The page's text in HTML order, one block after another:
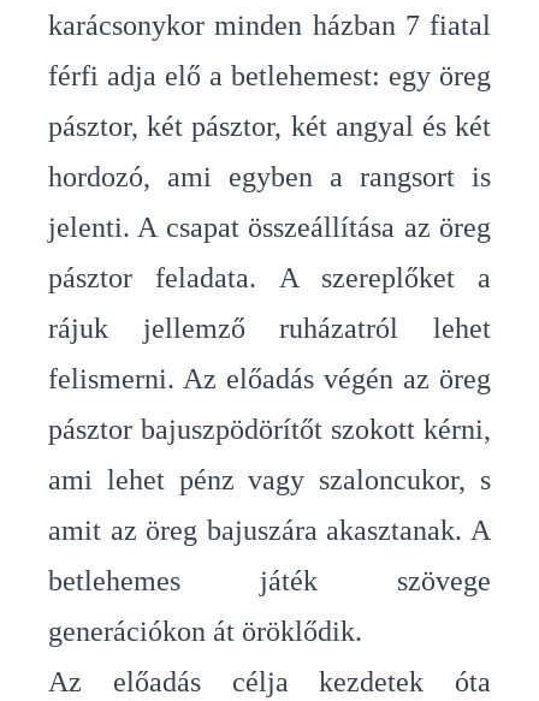
karácsonykor minden házban 7 fiatal
férfi adja elő a betlehemest: egy öreg
pásztor, két pásztor, két angyal és két
hordozó, ami egyben a rangsort is
jelenti. A csapat összeállítása az öreg
pásztor feladata. A szereplőket a
rájuk jellemző ruházatról lehet
felismerni. Az előadás végén az öreg
pásztor bajuszpödörítőt szokott kérni,
ami lehet pénz vagy szaloncukor, s
amit az öreg bajuszára akasztanak. A
betlehemes játék szövege
generációkon át öröklődik.
Az előadás célja kezdetek óta